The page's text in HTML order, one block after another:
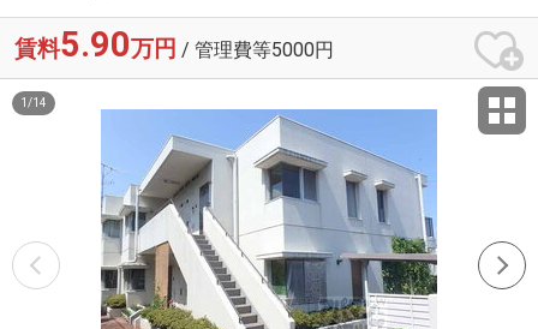
賃料5.90万円 / 管理費等5000円
1 /14